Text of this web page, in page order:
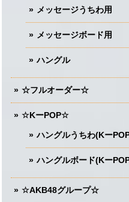
メッセージうちわ用
メッセージボード用
ハングル
☆フルオーダー☆
☆KーPOP☆
ハングルうちわ(Kー
ハングルボード(Kー
☆AKB48グループ☆